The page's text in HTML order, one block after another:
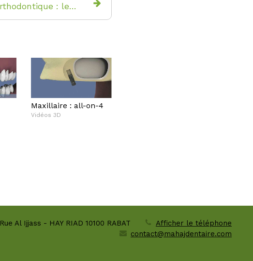
Traitement orthodontique : les règles du succès
Maxillaire : all-on-4
Vidéos 3D
Rue Al Ijjass - HAY RIAD 10100 RABAT
Afficher le téléphone
contact@mahajdentaire.com